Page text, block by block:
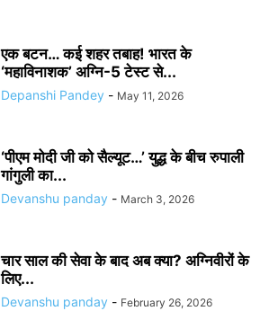
एक बटन… कई शहर तबाह! भारत के
‘महाविनाशक’ अग्नि-5 टेस्ट से...
Depanshi Pandey - May 11, 2026
‘पीएम मोदी जी को सैल्यूट…’ युद्ध के बीच रुपाली
गांगुली का...
Devanshu panday - March 3, 2026
चार साल की सेवा के बाद अब क्या? अग्निवीरों के
लिए...
Devanshu panday - February 26, 2026